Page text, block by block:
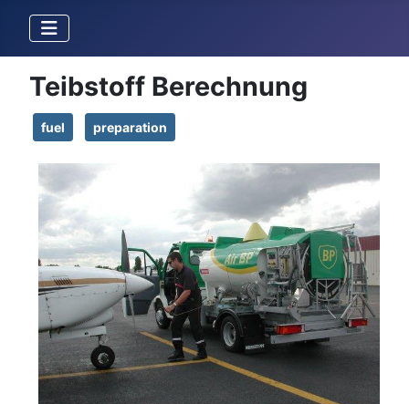
Teibstoff Berechnung
fuel preparation